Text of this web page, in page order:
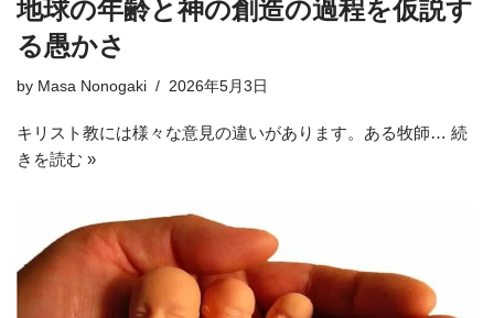
地球の年齢と神の創造の過程を仮説す
る愚かさ
by Masa Nonogaki 2026年5月3日
キリスト教には様々な意見の違いがあります。ある牧師… 続
きを読む »